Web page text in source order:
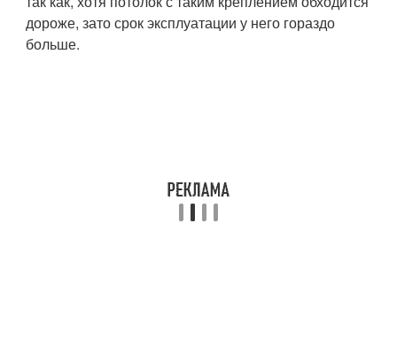
дороже, зато срок эксплуатации у него гораздо
больше.